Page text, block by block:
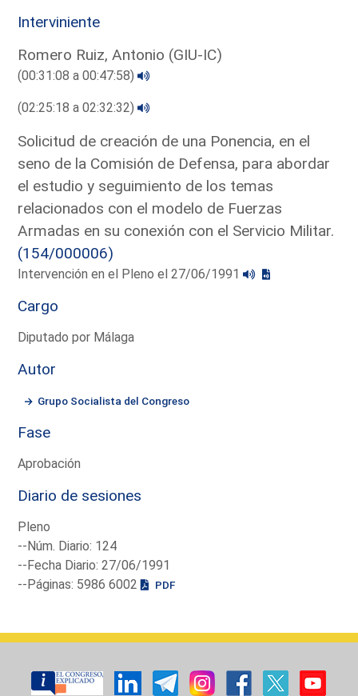
Interviniente
Romero Ruiz, Antonio (GIU-IC)
(00:31:08 a 00:47:58)
(02:25:18 a 02:32:32)
Solicitud de creación de una Ponencia, en el
seno de la Comisión de Defensa, para abordar
el estudio y seguimiento de los temas
relacionados con el modelo de Fuerzas
Armadas en su conexión con el Servicio Militar.
(154/000006)
Intervención en el Pleno el 27/06/1991
Cargo
Diputado por Málaga
Autor
Grupo Socialista del Congreso
Fase
Aprobación
Diario de sesiones
Pleno
--Núm. Diario: 124
--Fecha Diario: 27/06/1991
--Páginas: 5986 6002
PDF